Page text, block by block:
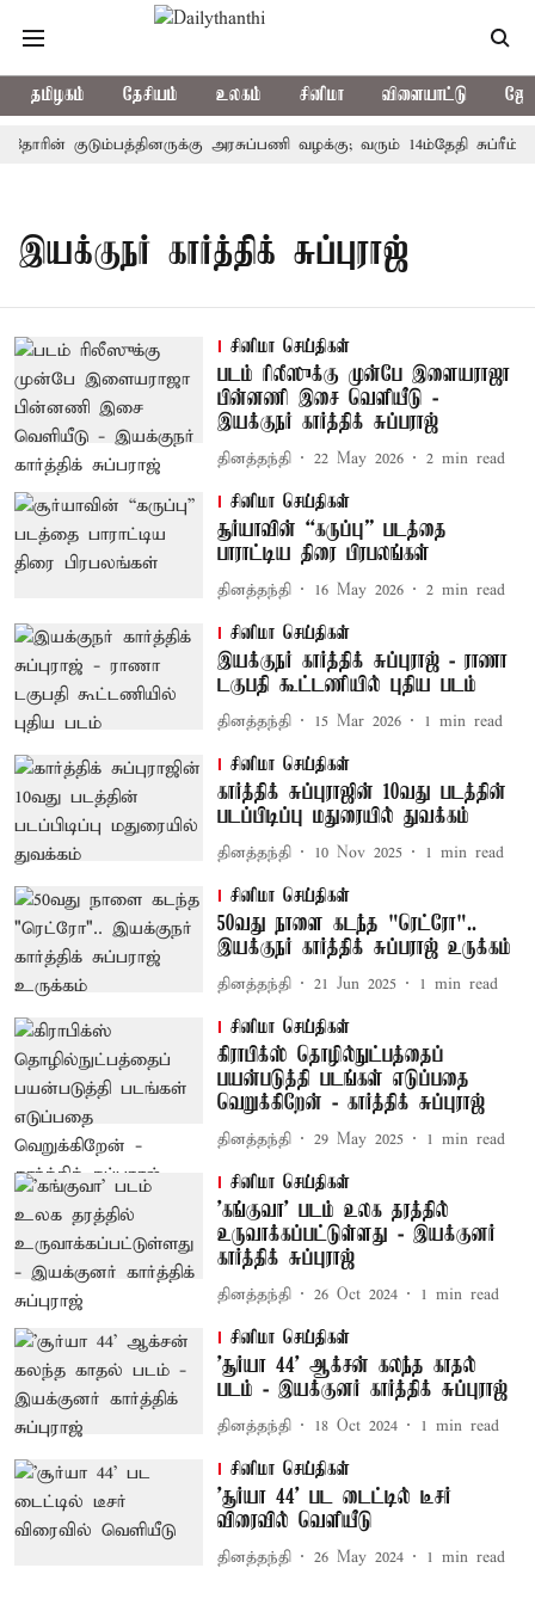
தமிழகம் தேசியம் உலகம் சினிமா விளையாட்டு
குடும்பத்தினருக்கு அரசுப்பணி வழக்கு; வரும் 14ம்தேதி
இயக்குநர் கார்த்திக் சுப்புராஜ்
சினிமா செய்திகள்
படம் ரிலீஸுக்கு முன்பே இளையராஜா
பின்னணி இசை வெளியீடு -
இயக்குநர் கார்த்திக் சுப்பராஜ்
தினத்தந்தி 22 May 2026 2 min read
சினிமா செய்திகள்
சூர்யாவின் “கருப்பு” படத்தை
பாராட்டிய திரை பிரபலங்கள்
தினத்தந்தி 16 May 2026 2 min read
சினிமா செய்திகள்
இயக்குநர் கார்த்திக் சுப்புராஜ் - ராணா
டகுபதி கூட்டணியில் புதிய படம்
தினத்தந்தி 15 Mar 2026 1 min read
சினிமா செய்திகள்
கார்த்திக் சுப்புராஜின் 10வது படத்தின்
படப்பிடிப்பு மதுரையில் துவக்கம்
தினத்தந்தி 10 Nov 2025 1 min read
சினிமா செய்திகள்
50வது நாளை கடந்த "ரெட்ரோ"..
இயக்குநர் கார்த்திக் சுப்பராஜ் உருக்கம்
தினத்தந்தி 21 Jun 2025 1 min read
சினிமா செய்திகள்
கிராபிக்ஸ் தொழில்நுட்பத்தைப்
பயன்படுத்தி படங்கள் எடுப்பதை
வெறுக்கிறேன் - கார்த்திக் சுப்புராஜ்
தினத்தந்தி 29 May 2025 1 min read
சினிமா செய்திகள்
'கங்குவா' படம் உலக தரத்தில்
உருவாக்கப்பட்டுள்ளது - இயக்குனர்
கார்த்திக் சுப்புராஜ்
தினத்தந்தி 26 Oct 2024 1 min read
சினிமா செய்திகள்
'சூர்யா 44' ஆக்சன் கலந்த காதல்
படம் - இயக்குனர் கார்த்திக் சுப்புராஜ்
தினத்தந்தி 18 Oct 2024 1 min read
சினிமா செய்திகள்
'சூர்யா 44' பட டைட்டில் டீசர்
விரைவில் வெளியீடு
தினத்தந்தி 26 May 2024 1 min read